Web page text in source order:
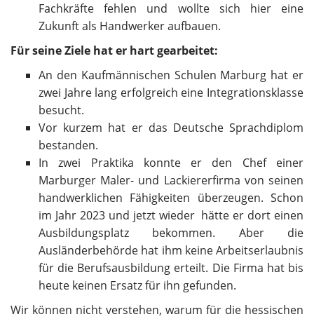
Fachkräfte fehlen und wollte sich hier eine
Zukunft als Handwerker aufbauen.
Für seine Ziele hat er hart gearbeitet:
An den Kaufmännischen Schulen Marburg hat er
zwei Jahre lang erfolgreich eine Integrationsklasse
besucht.
Vor kurzem hat er das Deutsche Sprachdiplom
bestanden.
In zwei Praktika konnte er den Chef einer
Marburger Maler- und Lackiererfirma von seinen
handwerklichen Fähigkeiten überzeugen. Schon
im Jahr 2023 und jetzt wieder hätte er dort einen
Ausbildungsplatz bekommen. Aber die
Ausländerbehörde hat ihm keine Arbeitserlaubnis
für die Berufsausbildung erteilt. Die Firma hat bis
heute keinen Ersatz für ihn gefunden.
Wir können nicht verstehen, warum für die hessischen